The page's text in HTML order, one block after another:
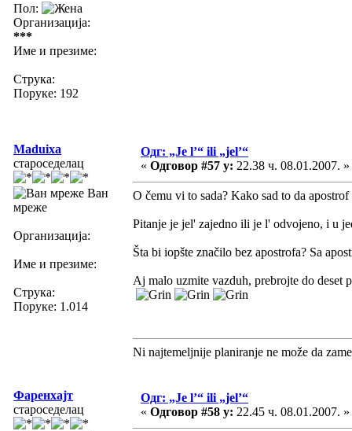
Пол:
Организација:
***
Име и презиме:
Струка:
Поруке: 192
Maduixa
староседелац
Ван
мреже
Организација:
Име и презиме:
Струка:
Поруке: 1.014
Одг: „Je l’“ ili „jel’“
« Одговор #57 у: 22.38 ч. 08.01.2007. »
O čemu vi to sada? Kako sad to da
Pitanje je jel' zajedno ili je l' odvojeno, i u
Šta bi iopšte značilo bez apostrofa? Sa
Aj malo uzmite vazduh, prebrojte do deset
Ni najtemeljnije planiranje ne može da
Фаренхајт
староседелац
Одг: „Je l’“ ili „jel’“
« Одговор #58 у: 22.45 ч. 08.01.2007. »